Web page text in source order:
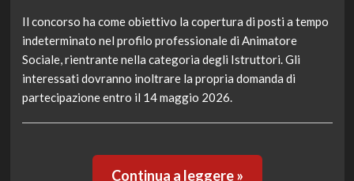
Il concorso ha come obiettivo la copertura di posti a tempo
indeterminato nel profilo professionale di Animatore
Sociale, rientrante nella categoria degli Istruttori. Gli
interessati dovranno inoltrare la propria domanda di
partecipazione entro il 14 maggio 2026.
Continua a leggere »